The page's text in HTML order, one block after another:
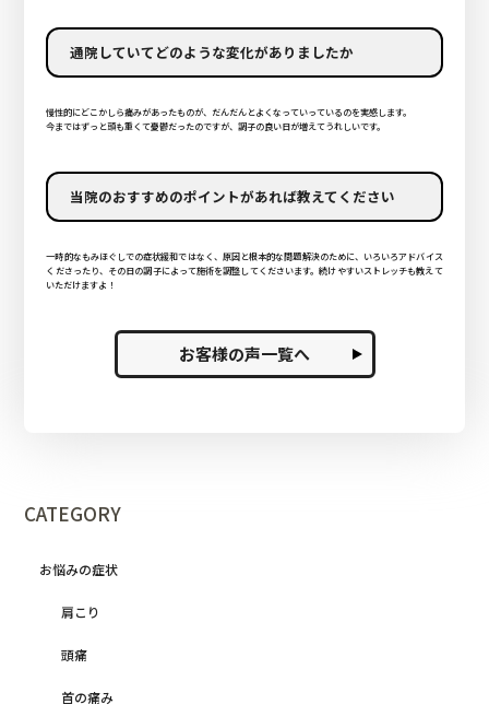
通院していてどのような変化がありましたか
慢性的にどこかしら痛みがあったものが、だんだんとよくなっていっているのを実感します。
今まではずっと頭も重くて憂鬱だったのですが、調子の良い日が増えてうれしいです。
当院のおすすめのポイントがあれば教えてください
一時的なもみほぐしでの症状緩和ではなく、原因と根本的な問題解決のために、いろいろアドバイス
くださったり、その日の調子によって施術を調整してくださいます。続けやすいストレッチも教えて
いただけますよ！
お客様の声一覧へ
CATEGORY
お悩みの症状
肩こり
頭痛
首の痛み